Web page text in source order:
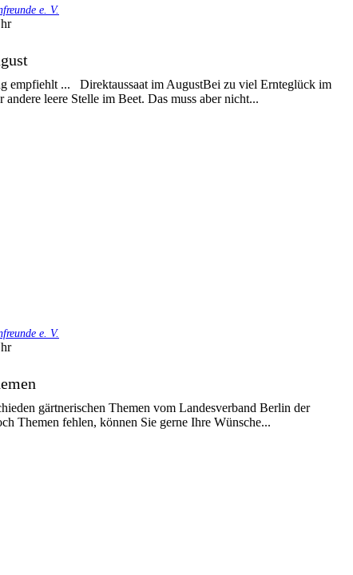
e. V.
empfiehlt ... Direktaussaat im AugustBei zu viel Ernteglück im
leere Stelle im Beet. Das muss aber nicht...
e. V.
gärtnerischen Themen vom Landesverband Berlin der
Themen fehlen, können Sie gerne Ihre Wünsche...